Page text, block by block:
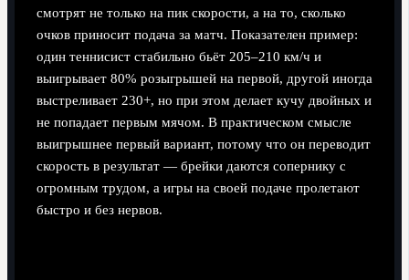
смотрят не только на пик скорости, а на то, сколько
очков приносит подача за матч. Показателен пример:
один теннисист стабильно бьёт 205–210 км/ч и
выигрывает 80% розыгрышей на первой, другой иногда
выстреливает 230+, но при этом делает кучу двойных и
не попадает первым мячом. В практическом смысле
выигрышнее первый вариант, потому что он переводит
скорость в результат — брейки даются сопернику с
огромным трудом, а игры на своей подаче пролетают
быстро и без нервов.